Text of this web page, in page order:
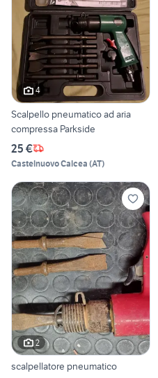
4
Scalpello pneumatico ad aria
compressa Parkside
25 €
Castelnuovo Calcea (AT)
2
scalpellatore pneumatico